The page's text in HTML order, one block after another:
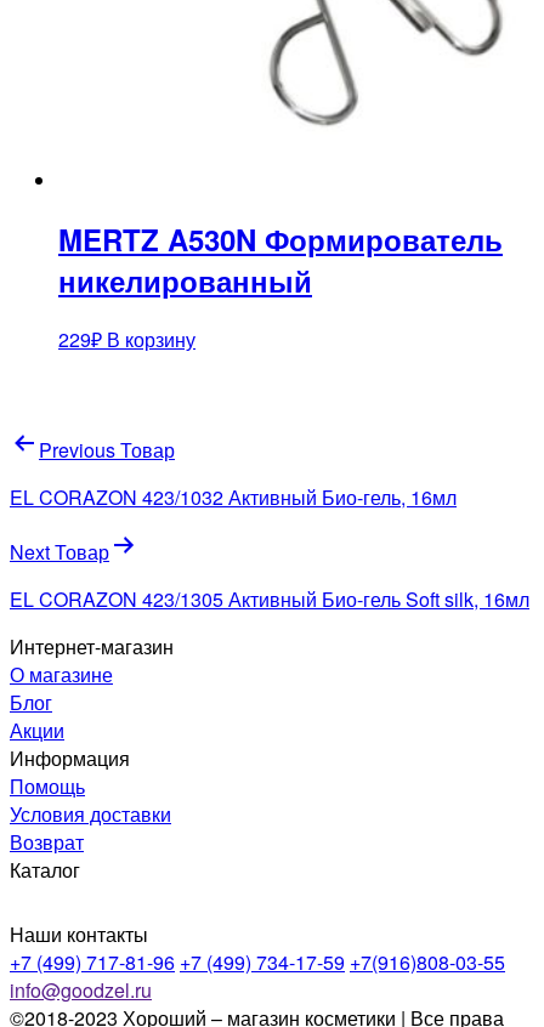
MERTZ A530N Формирователь
никелированный
229₽ В корзину
Навигация
по
записям
Previous Товар
EL CORAZON 423/1032 Активный Био-гель, 16мл
Next Товар
EL CORAZON 423/1305 Активный Био-гель Soft silk, 16мл
Интернет-магазин
О магазине
Блог
Акции
Информация
Помощь
Условия доставки
Возврат
Каталог
Наши контакты
+7 (499) 717-81-96 +7 (499) 734-17-59 +7(916)808-03-55
info@goodzel.ru
©2018-2023 Хороший – магазин косметики | Все права